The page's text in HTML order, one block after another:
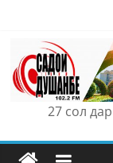
content
27 сол